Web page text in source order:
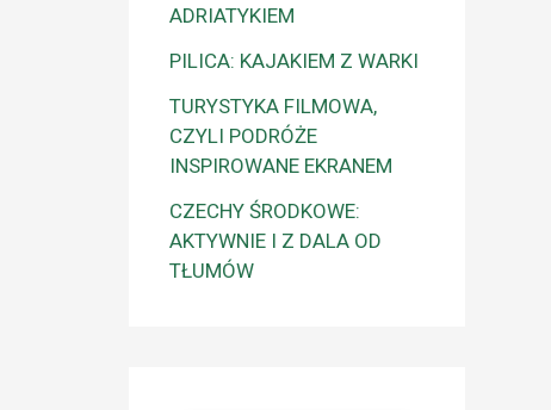
ADRIATYKIEM
PILICA: KAJAKIEM Z WARKI
TURYSTYKA FILMOWA,
CZYLI PODRÓŻE
INSPIROWANE EKRANEM
CZECHY ŚRODKOWE:
AKTYWNIE I Z DALA OD
TŁUMÓW